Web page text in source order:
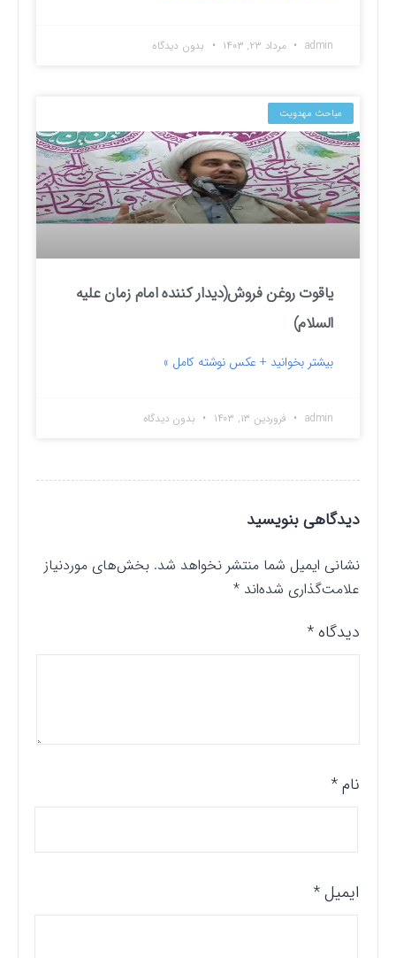
admin مرداد ۲۳, ۱۴۰۳ بدون دیدگاه
مباحث مهدویت
یاقوت روغن فروش(دیدار کننده امام زمان علیه
السلام)
بیشتر بخوانید + عکس نوشته کامل »
admin فروردین ۱۳, ۱۴۰۳ بدون دیدگاه
دیدگاهی بنویسید
نشانی ایمیل شما منتشر نخواهد شد. بخش‌های موردنیاز
علامت‌گذاری شده‌اند*
دیدگاه*
نام*
ایمیل*